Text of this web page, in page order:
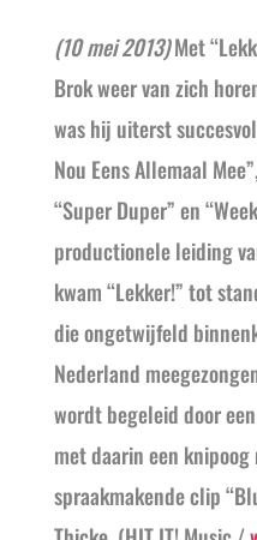
(10 mei 2013)Met
Brok weer van zich
was hij uiterst
Nou Eens Allemaal
“Super Duper” en
productionele leiding
kwam “Lekker!” tot
die ongetwijfeld
Nederland
wordt begeleid door
met daarin een knipoog
spraakmakende clip